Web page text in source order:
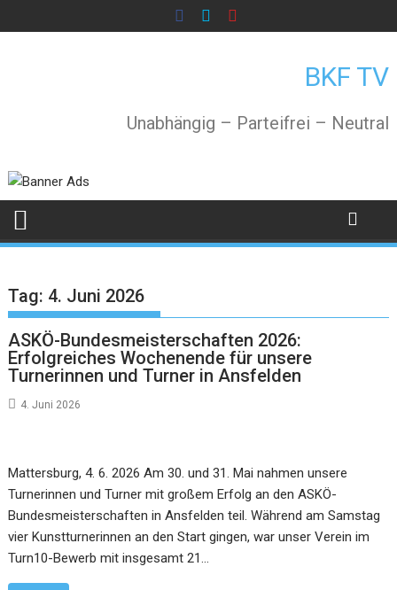
to
BKF TV
Unabhängig – Parteifrei – Neutral
Tag: 4. Juni 2026
ASKÖ-Bundesmeisterschaften 2026:
Erfolgreiches Wochenende für unsere
Turnerinnen und Turner in Ansfelden
4. Juni 2026
Mattersburg, 4. 6. 2026 Am 30. und 31. Mai nahmen unsere
Turnerinnen und Turner mit großem Erfolg an den ASKÖ-
Bundesmeisterschaften in Ansfelden teil. Während am Samstag
vier Kunstturnerinnen an den Start gingen, war unser Verein im
Turn10-Bewerb mit insgesamt 21…